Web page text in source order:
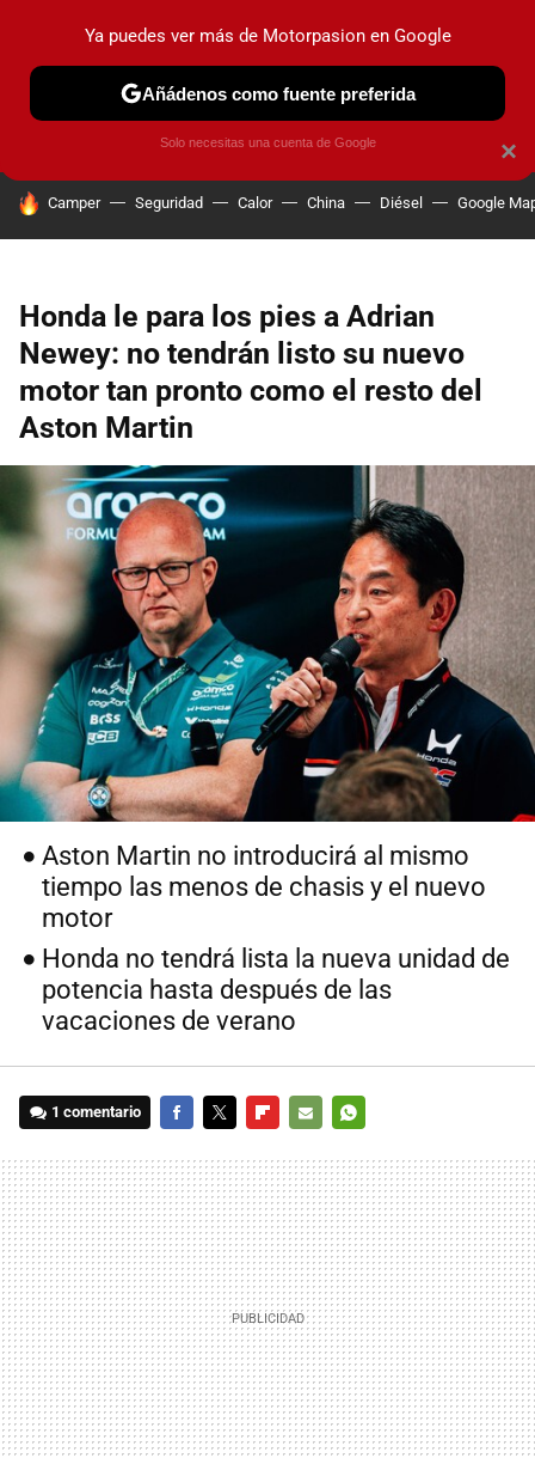
PRUEBAS COCHES ELÉCTRICOS OBSERVATORIO
HOY SE HABLA DE
Camper Seguridad Calor China Diésel Google
Honda le para los pies a Adrian
Newey: no tendrán listo su nuevo
motor tan pronto como el resto del
Aston Martin
Aston Martin no introducirá al mismo
tiempo las menos de chasis y el nuevo
motor
Honda no tendrá lista la nueva unidad de
potencia hasta después de las
vacaciones de verano
1 comentario
MAIL
×
Ya puedes ver más de Motorpasion en Google
Añádenos como fuente preferida
Solo necesitas una cuenta de Google